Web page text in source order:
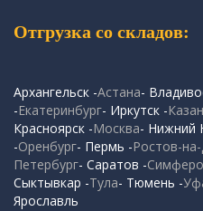
Отгрузка со складов:
Архангельск -Астана-
-Екатеринбург- Иркутск -
Красноярск -Москва- Нижний
-Оренбург- Пермь -Ростов-
Петербург- Саратов -
Сыктывкар -Тула- Тюмень -
Ярославль